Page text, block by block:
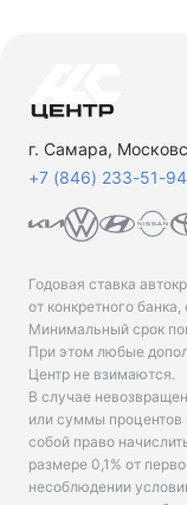
г. Самара,
+7 (846) 233-51-94
Годовая ставка
от конкретного
Минимальный срок
При этом любые
Центр не взимаются.
В случае
или суммы процентов
собой право
размере 0,1% от
несоблюдении